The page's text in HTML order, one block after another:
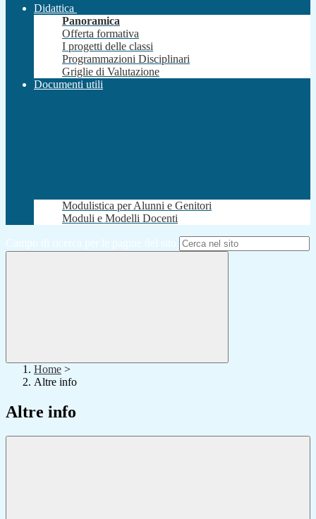
Didattica
Panoramica
Offerta formativa
I progetti delle classi
Programmazioni Disciplinari
Griglie di Valutazione
Documenti utili
Modulistica per Alunni e Genitori
Moduli e Modelli Docenti
Campo di ricerca per le pagine del sito
Home >
Altre info
Altre info